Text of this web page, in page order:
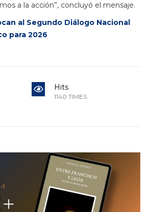
a la acción”, concluyó el mensaje.
al Segundo Diálogo Nacional
para 2026
Hits
1140 TIMES